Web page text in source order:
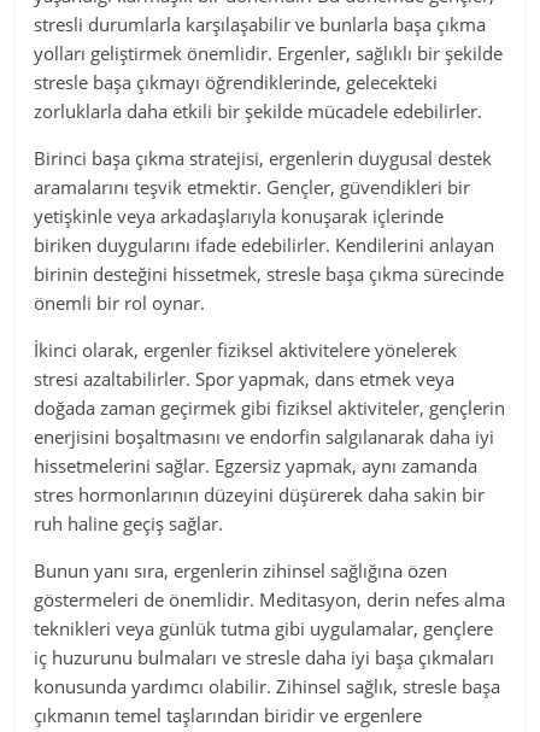
stresli durumlarla karşılaşabilir ve bunlarla başa çıkma
yolları geliştirmek önemlidir. Ergenler, sağlıklı bir şekilde
stresle başa çıkmayı öğrendiklerinde, gelecekteki
zorluklarla daha etkili bir şekilde mücadele edebilirler.
Birinci başa çıkma stratejisi, ergenlerin duygusal destek
aramalarını teşvik etmektir. Gençler, güvendikleri bir
yetişkinle veya arkadaşlarıyla konuşarak içlerinde
biriken duygularını ifade edebilirler. Kendilerini anlayan
birinin desteğini hissetmek, stresle başa çıkma sürecinde
önemli bir rol oynar.
İkinci olarak, ergenler fiziksel aktivitelere yönelerek
stresi azaltabilirler. Spor yapmak, dans etmek veya
doğada zaman geçirmek gibi fiziksel aktiviteler, gençlerin
enerjisini boşaltmasını ve endorfin salgılanarak daha iyi
hissetmelerini sağlar. Egzersiz yapmak, aynı zamanda
stres hormonlarının düzeyini düşürerek daha sakin bir
ruh haline geçiş sağlar.
Bunun yanı sıra, ergenlerin zihinsel sağlığına özen
göstermeleri de önemlidir. Meditasyon, derin nefes alma
teknikleri veya günlük tutma gibi uygulamalar, gençlere
iç huzurunu bulmaları ve stresle daha iyi başa çıkmaları
konusunda yardımcı olabilir. Zihinsel sağlık, stresle başa
çıkmanın temel taşlarından biridir ve ergenlere